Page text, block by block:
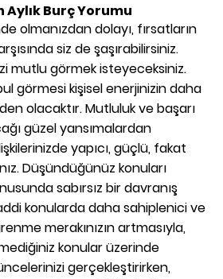
Aylık Burç Yorumu
olmanızdan dolayı, fırsatların
siz de şaşırabilirsiniz.
mutlu görmek isteyeceksiniz.
görmesi kişisel enerjinizin daha
olacaktır. Mutluluk ve başarı
güzel yansımalardan
yapıcı, güçlü, fakat
Düşündüğünüz konuları
sabırsız bir davranış
konularda daha sahiplenici ve
merakınızın artmasıyla,
konular üzerinde
gerçekleştirirken,